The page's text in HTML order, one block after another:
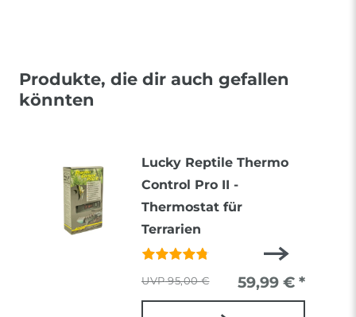
Produkte, die dir auch gefallen
könnten
Lucky Reptile Thermo
Control Pro II -
Thermostat für
Terrarien
95,00 € 59,99 € *